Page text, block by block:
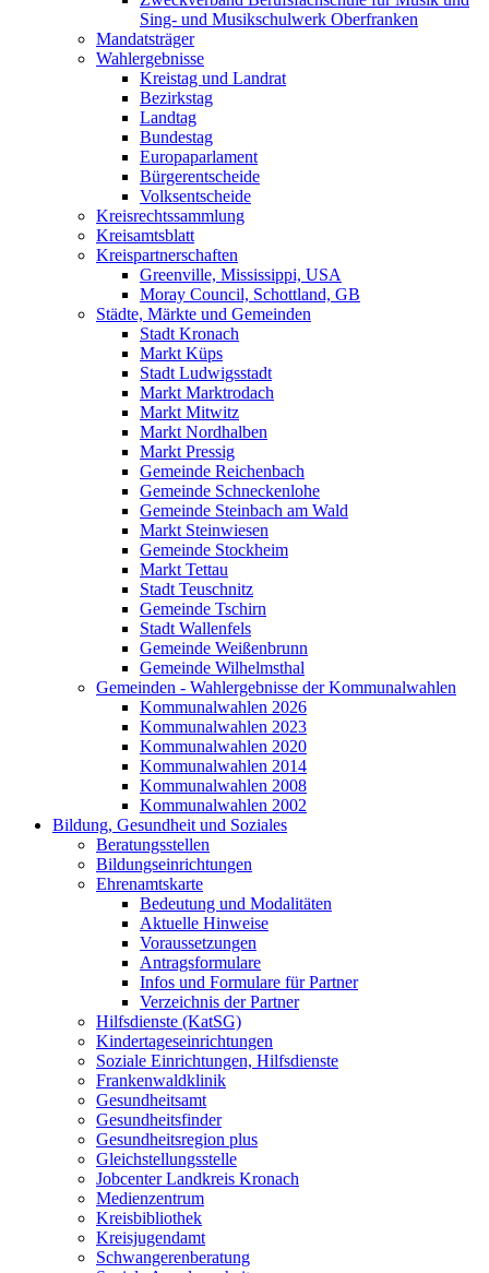
Sing- und Musikschulwerk Oberfranken
Mandatsträger
Wahlergebnisse
Kreistag und Landrat
Bezirkstag
Landtag
Bundestag
Europaparlament
Bürgerentscheide
Volksentscheide
Kreisrechtssammlung
Kreisamtsblatt
Kreispartnerschaften
Greenville, Mississippi, USA
Moray Council, Schottland, GB
Städte, Märkte und Gemeinden
Stadt Kronach
Markt Küps
Stadt Ludwigsstadt
Markt Marktrodach
Markt Mitwitz
Markt Nordhalben
Markt Pressig
Gemeinde Reichenbach
Gemeinde Schneckenlohe
Gemeinde Steinbach am Wald
Markt Steinwiesen
Gemeinde Stockheim
Markt Tettau
Stadt Teuschnitz
Gemeinde Tschirn
Stadt Wallenfels
Gemeinde Weißenbrunn
Gemeinde Wilhelmsthal
Gemeinden - Wahlergebnisse der Kommunalwahlen
Kommunalwahlen 2026
Kommunalwahlen 2023
Kommunalwahlen 2020
Kommunalwahlen 2014
Kommunalwahlen 2008
Kommunalwahlen 2002
Bildung, Gesundheit und Soziales
Beratungsstellen
Bildungseinrichtungen
Ehrenamtskarte
Bedeutung und Modalitäten
Aktuelle Hinweise
Voraussetzungen
Antragsformulare
Infos und Formulare für Partner
Verzeichnis der Partner
Hilfsdienste (KatSG)
Kindertageseinrichtungen
Soziale Einrichtungen, Hilfsdienste
Frankenwaldklinik
Gesundheitsamt
Gesundheitsfinder
Gesundheitsregion plus
Gleichstellungsstelle
Jobcenter Landkreis Kronach
Medienzentrum
Kreisbibliothek
Kreisjugendamt
Schwangerenberatung